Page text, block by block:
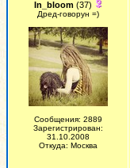
In_bloom(37)
Дред-говорун =)
Сообщения: 2889
Зарегистрирован:
31.10.2008
Откуда: Москва